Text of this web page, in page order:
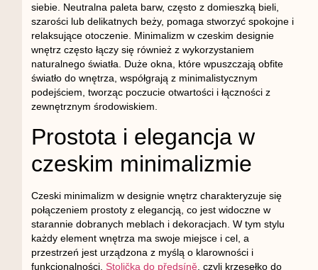
siebie. Neutralna paleta barw, często z domieszką bieli,
szarości lub delikatnych beży, pomaga stworzyć spokojne i
relaksujące otoczenie. Minimalizm w czeskim designie
wnętrz często łączy się również z wykorzystaniem
naturalnego światła. Duże okna, które wpuszczają obfite
światło do wnętrza, współgrają z minimalistycznym
podejściem, tworząc poczucie otwartości i łączności z
zewnętrznym środowiskiem.
Prostota i elegancja w
czeskim minimalizmie
Czeski minimalizm w designie wnętrz charakteryzuje się
połączeniem prostoty z elegancją, co jest widoczne w
starannie dobranych meblach i dekoracjach. W tym stylu
każdy element wnętrza ma swoje miejsce i cel, a
przestrzeń jest urządzona z myślą o klarowności i
funkcjonalności. Stolička do předsíně, czyli krzesełko do